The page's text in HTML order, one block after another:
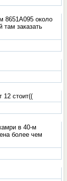
8651А095 около
там заказать
стоит((
в 40-м
более чем